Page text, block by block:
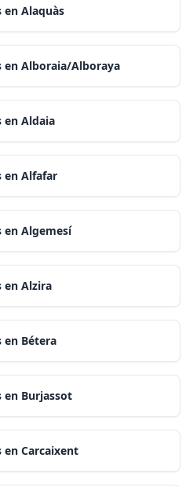
en Alaquàs
en Alboraia/Alboraya
en Aldaia
en Alfafar
en Algemesí
en Alzira
en Bétera
en Burjassot
en Carcaixent